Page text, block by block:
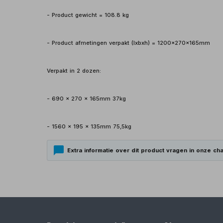
- Product gewicht = 108.8 kg
- Product afmetingen verpakt (lxbxh) = 1200x270x165mm
Verpakt in 2 dozen:
- 690 x 270 x 165mm 37kg
- 1560 x 195 x 135mm 75,5kg
Extra informatie over dit product vragen in onze